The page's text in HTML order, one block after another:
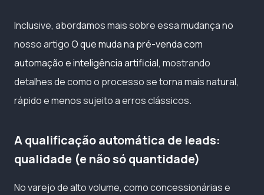
Inclusive, abordamos mais sobre essa mudança no
nosso artigoO que muda na pré-venda com
automação e inteligência artificial, mostrando
detalhes de como o processo se torna mais natural,
rápido e menos sujeito a erros clássicos.
A qualificação automática de leads:
qualidade (e não só quantidade)
No varejo de alto volume, como concessionárias e